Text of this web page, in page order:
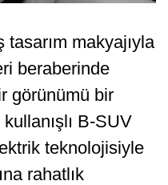
makyajıyla
beraberinde
görünümü bir
B-SUV
teknolojisiyle
rahatlık